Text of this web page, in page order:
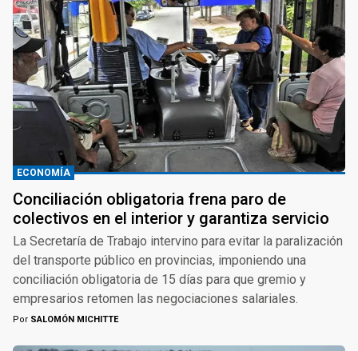
ECONOMÍA
Conciliación obligatoria frena paro de
colectivos en el interior y garantiza servicio
La Secretaría de Trabajo intervino para evitar la paralización
del transporte público en provincias, imponiendo una
conciliación obligatoria de 15 días para que gremio y
empresarios retomen las negociaciones salariales.
Por SALOMÓN MICHITTE